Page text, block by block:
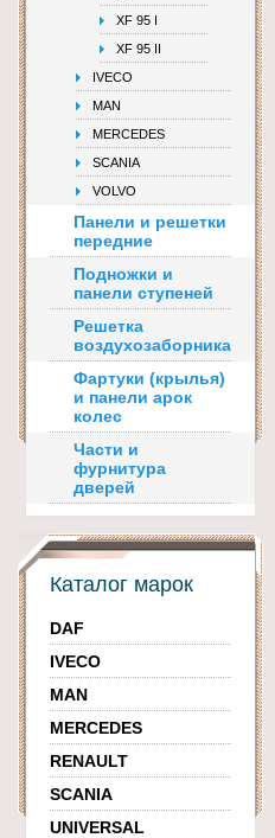
XF 95 I
XF 95 II
IVECO
MAN
MERCEDES
SCANIA
VOLVO
Панели и решетки
передние
Подножки и
панели ступеней
Решетка
воздухозаборника
Фартуки (крылья)
и панели арок
колес
Части и
фурнитура
дверей
Каталог марок
DAF
IVECO
MAN
MERCEDES
RENAULT
SCANIA
UNIVERSAL